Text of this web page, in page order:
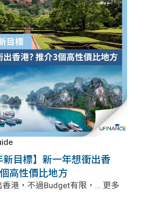
新目標】新一年想衝出香
高性價比地方
港，不過Budget有限，... 更多